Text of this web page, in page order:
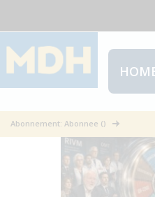
Abonnement: Abonnee ()